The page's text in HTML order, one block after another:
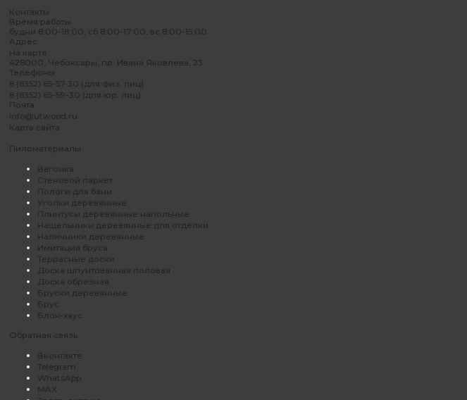
Контакты
Время работы
будни 8:00-18:00, сб 8:00-17:00, вс 8:00-15:00
Адрес
На карте
428000, Чебоксары, пр. Ивана Яковлева, 23
Телефоны
8 (8352) 65-57-30 (для физ. лиц)
8 (8352) 65-59-30 (для юр. лиц)
Почта
info@utwood.ru
Карта сайта
Пиломатериалы
Вагонка
Стеновой паркет
Пологи для бани
Уголки деревянные
Плинтусы деревянные напольные
Нащельники деревянные для отделки
Наличники деревянные
Имитация бруса
Террасные доски
Доска шпунтованная половая
Доска обрезная
Бруски деревянные
Брус
Блок-хаус
Обратная связь
Вконтакте
Telegram
WhatsApp
MAX